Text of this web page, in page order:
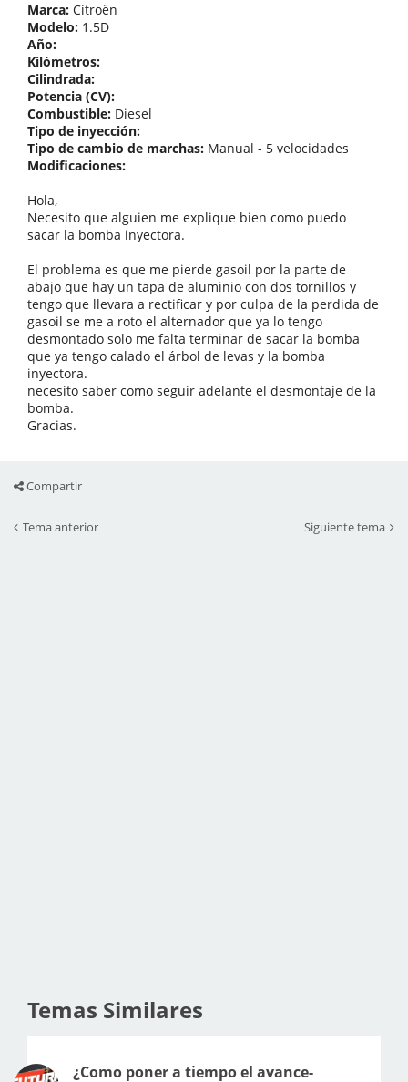
Marca: Citroën
Modelo: 1.5D
Año:
Kilómetros:
Cilindrada:
Potencia (CV):
Combustible: Diesel
Tipo de inyección:
Tipo de cambio de marchas: Manual - 5 velocidades
Modificaciones:
Hola,
Necesito que alguien me explique bien como puedo
sacar la bomba inyectora.
El problema es que me pierde gasoil por la parte de
abajo que hay un tapa de aluminio con dos tornillos y
tengo que llevara a rectificar y por culpa de la perdida de
gasoil se me a roto el alternador que ya lo tengo
desmontado solo me falta terminar de sacar la bomba
que ya tengo calado el árbol de levas y la bomba
inyectora.
necesito saber como seguir adelante el desmontaje de la
bomba.
Gracias.
Compartir
Tema anterior Siguiente tema
Temas Similares
¿Como poner a tiempo el avance-